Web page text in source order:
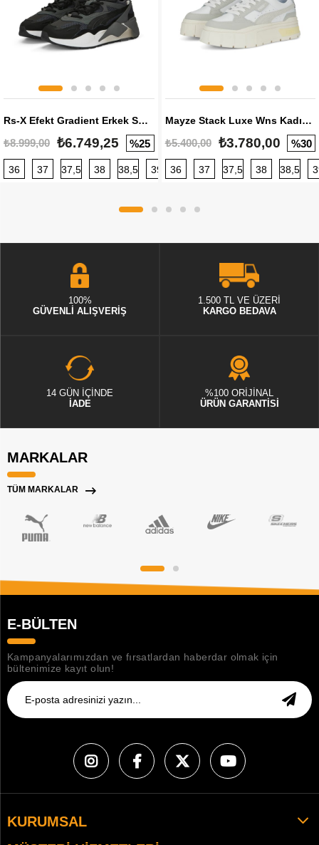
Rs-X Efekt Gradient Erkek Sneaker
₺8.999,00 ₺6.749,25 %25
36 37 37,5 38 38,5 39 40 40,5 41 42 42,5
Mayze Stack Luxe Wns Kadın Sneaker
₺5.400,00 ₺3.780,00 %30
36 37 37,5 38 38,5
100%
GÜVENLİ ALIŞVERİŞ
1.500 TL VE ÜZERİ
KARGO BEDAVA
14 GÜN İÇİNDE
İADE
%100 ORİJİNAL
ÜRÜN GARANTİSİ
MARKALAR
TÜM MARKALAR
E-BÜLTEN
Kampanyalarımızdan ve fırsatlardan haberdar olmak için
bültenimize kayıt olun!
KURUMSAL